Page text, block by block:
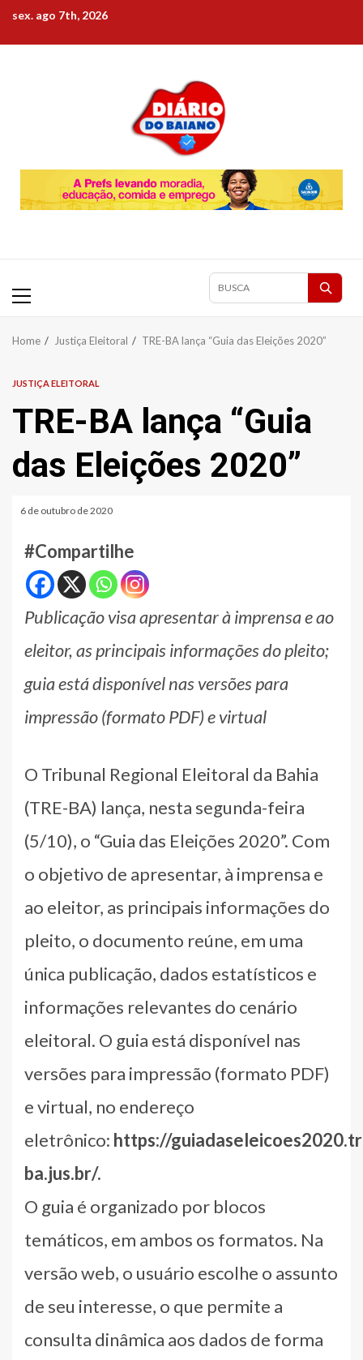
content
sex. ago 7th, 2026
Primary
Pesquisar
Home Justiça Eleitoral TRE-BA lança “Guia das Eleições 2020”
JUSTIÇA ELEITORAL
TRE-BA lança “Guia
das Eleições 2020”
6 de outubro de 2020
#Compartilhe
Publicação visa apresentar à imprensa e ao
eleitor, as principais informações do pleito;
guia está disponível nas versões para
impressão (formato PDF) e virtual
O Tribunal Regional Eleitoral da Bahia
(TRE-BA) lança, nesta segunda-feira
(5/10), o “Guia das Eleições 2020”. Com
o objetivo de apresentar, à imprensa e
ao eleitor, as principais informações do
pleito, o documento reúne, em uma
única publicação, dados estatísticos e
informações relevantes do cenário
eleitoral. O guia está disponível nas
versões para impressão (formato PDF)
e virtual, no endereço
eletrônico: https://
ba.jus.br/.
O guia é organizado por blocos
temáticos, em ambos os formatos. Na
versão web, o usuário escolhe o assunto
de seu interesse, o que permite a
consulta dinâmica aos dados de forma